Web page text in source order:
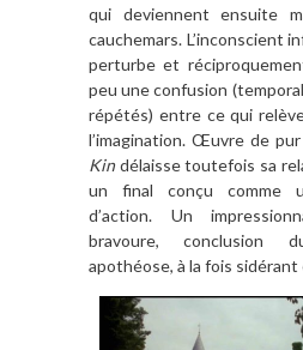
qui deviennent ensuite
cauchemars. L’inconscient
perturbe et
peu une confusion
répétés) entre ce qui
l’imagination. Œuvre de
Kindélaisse toutefois sa
un final conçu comme
d’action. Un
bravoure, conclusion
apothéose, à la fois